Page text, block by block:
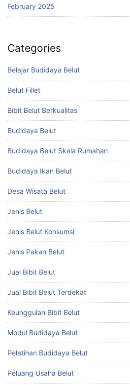
February 2025
Categories
Belajar Budidaya Belut
Belut Fillet
Bibit Belut Berkualitas
Budidaya Belut
Budidaya Belut Skala Rumahan
Budidaya Ikan Belut
Desa Wisata Belut
Jenis Belut
Jenis Belut Konsumsi
Jenis Pakan Belut
Jual Bibit Belut
Jual Bibit Belut Terdekat
Keunggulan Bibit Belut
Modul Budidaya Belut
Pelatihan Budidaya Belut
Peluang Usaha Belut